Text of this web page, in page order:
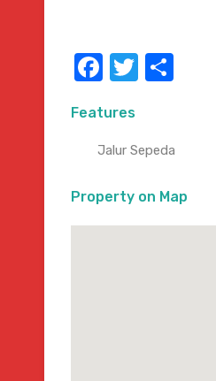
Facebook
Twitter
Features
Jalur Sepeda
Property on Map